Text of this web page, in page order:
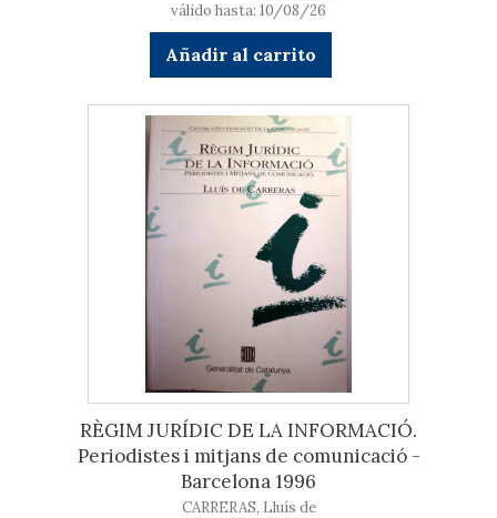
válido hasta: 10/08/26
Añadir al carrito
RÈGIM JURÍDIC DE LA INFORMACIÓ.
Periodistes i mitjans de comunicació -
Barcelona 1996
CARRERAS, Lluís de